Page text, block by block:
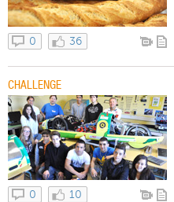
0 36
CHALLENGE
0 10